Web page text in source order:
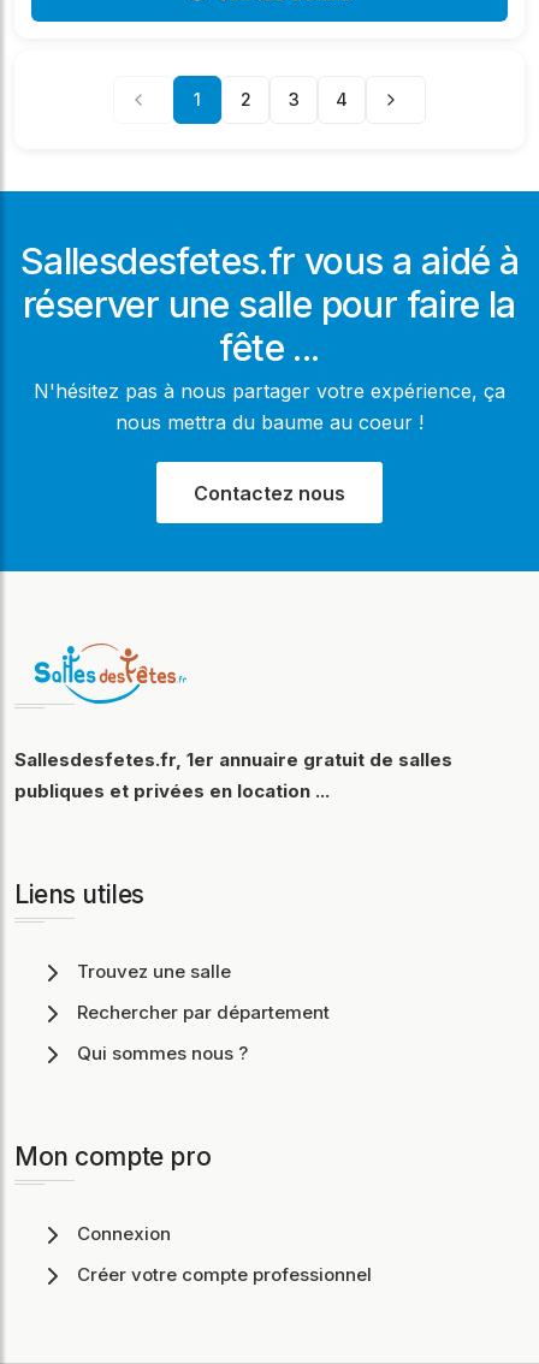
1 2 3 4
Sallesdesfetes.fr vous a aidé à
réserver une salle pour faire la
fête ...
N'hésitez pas à nous partager votre expérience, ça
nous mettra du baume au coeur !
Contactez nous
Sallesdesfetes.fr, 1er annuaire gratuit de salles
publiques et privées en location ...
Liens utiles
Trouvez une salle
Rechercher par département
Qui sommes nous ?
Mon compte pro
Connexion
Créer votre compte professionnel